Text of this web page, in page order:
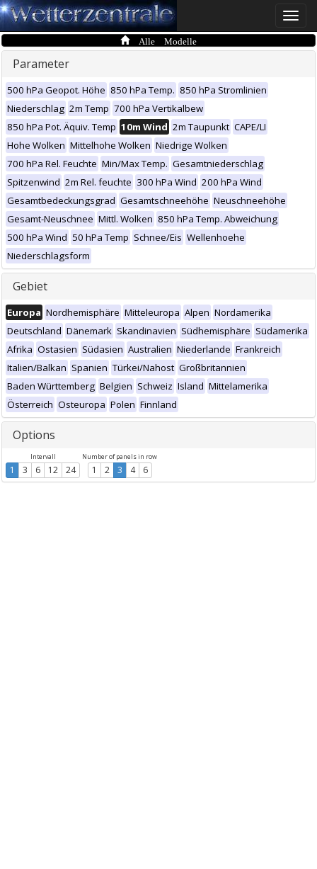
Toggle
Alle Modelle
Parameter
500 hPa Geopot. Höhe 850 hPa Temp. 850 hPa Stromlinien
Niederschlag 2m Temp 700 hPa Vertikalbew
850 hPa Pot. Äquiv. Temp 10m Wind 2m Taupunkt CAPE/LI
Hohe Wolken Mittelhohe Wolken Niedrige Wolken
700 hPa Rel. Feuchte Min/Max Temp. Gesamtniederschlag
Spitzenwind 2m Rel. feuchte 300 hPa Wind 200 hPa Wind
Gesamtbedeckungsgrad Gesamtschneehöhe Neuschneehöhe
Gesamt-Neuschnee Mittl. Wolken 850 hPa Temp. Abweichung
500 hPa Wind 50 hPa Temp Schnee/Eis Wellenhoehe
Niederschlagsform
Gebiet
Europa Nordhemisphäre Mitteleuropa Alpen Nordamerika
Deutschland Dänemark Skandinavien Südhemisphäre Südamerika
Afrika Ostasien Südasien Australien Niederlande Frankreich
Italien/Balkan Spanien Türkei/Nahost Großbritannien
Baden Württemberg Belgien Schweiz Island Mittelamerika
Österreich Osteuropa Polen Finnland
Options
Intervall
1 3 6 12 24
Number of panels in row
1 2 3 4 6